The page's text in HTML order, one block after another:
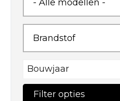
CONTACT
Bouwjaar
Filter opties